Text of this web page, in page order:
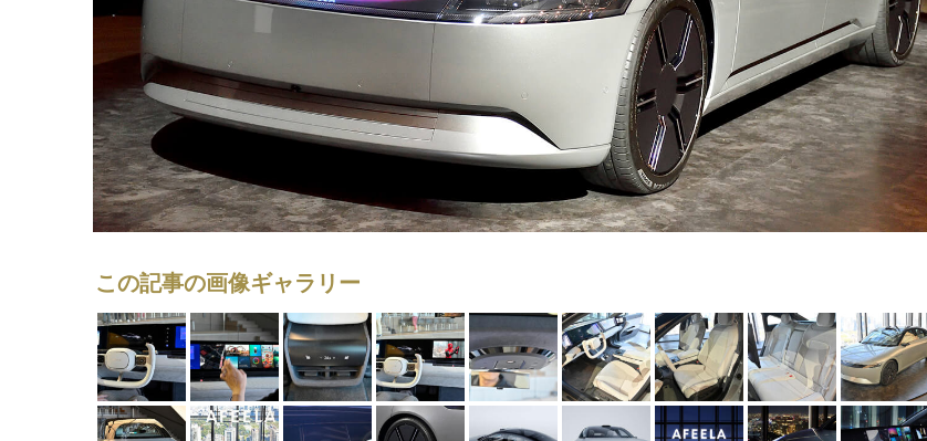
この記事の画像ギャラリー